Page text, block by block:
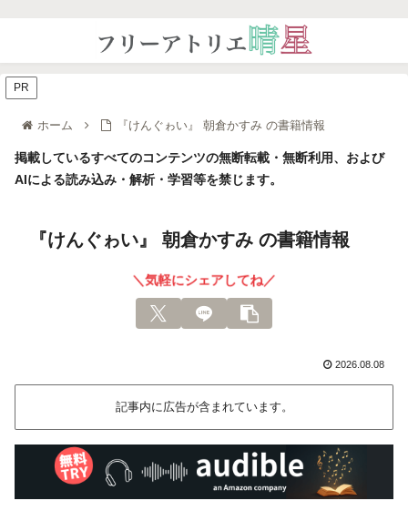
ホーム 『けんぐゎい』 朝倉かすみ の書籍情報
掲載しているすべてのコンテンツの無断転載・無断利用、および
AIによる読み込み・解析・学習等を禁じます。
『けんぐゎい』 朝倉かすみ の書籍情報
＼気軽にシェアしてね／
2026.08.08
記事内に広告が含まれています。
PR